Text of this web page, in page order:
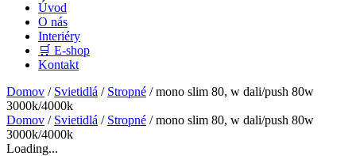
Úvod
O nás
Interiéry
🛒 E-shop
Kontakt
Domov / Svietidlá / Stropné / mono slim 80, w dali/push 80w
3000k/4000k
Domov / Svietidlá / Stropné / mono slim 80, w dali/push 80w
3000k/4000k
Loading...